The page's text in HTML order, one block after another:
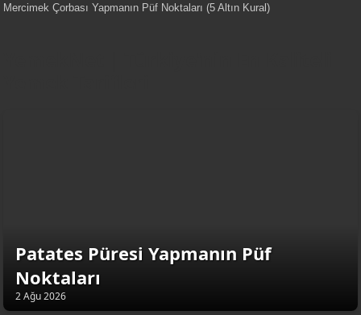
Mercimek Çorbası Yapmanın Püf Noktaları (5 Altın Kural)
Patates Püresi Yapmanın Püf
Noktaları
2 Ağu 2026